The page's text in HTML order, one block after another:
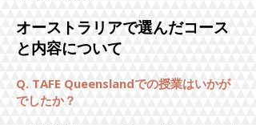
オーストラリアで選んだコース
と内容について
Q. TAFE Queenslandでの授業はいかが
でしたか？